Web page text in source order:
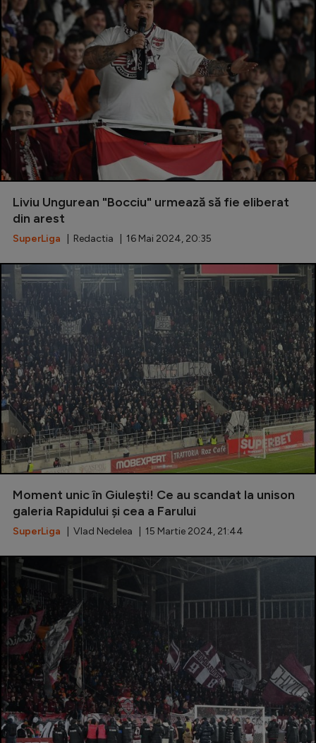
Liviu Ungurean "Bocciu" urmează să fie eliberat
din arest
SuperLiga | Redactia | 16 Mai 2024, 20:35
Moment unic în Giulești! Ce au scandat la unison
galeria Rapidului și cea a Farului
SuperLiga | Vlad Nedelea | 15 Martie 2024, 21:44